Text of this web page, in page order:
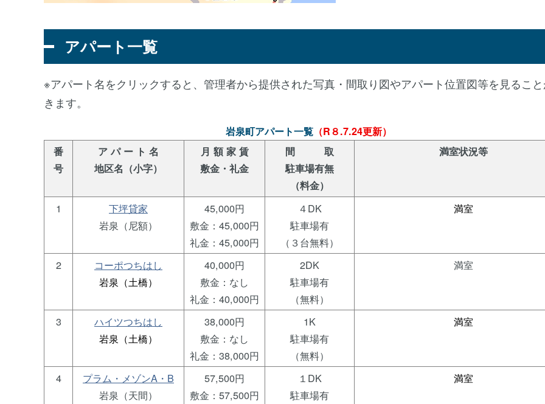
アパート一覧
※アパート名をクリックすると、管理者から提供された写真・間取り図やアパート位置図等を見るこ
きます。
岩泉町アパート一覧（R８.7.24更新）
番
号
ア パ ー ト 名
地区名（小字）
月 額 家 賃
敷金・礼金
間 取
駐車場有無
（料金）
満室状況等
1
下坪貸家
岩泉（尼額）
45,000円
敷金：45,000円
礼金：45,000円
４DK
駐車場有
（３台無料）
満室
2
コーポつちはし
岩泉（土橋）
40,000円
敷金：なし
礼金：40,000円
2DK
駐車場有
（無料）
満室
3
ハイツつちはし
岩泉（土橋）
38,000円
敷金：なし
礼金：38,000円
1K
駐車場有
（無料）
満室
4
プラム・メゾンA・B
岩泉（天間）
57,500円
敷金：57,500円
１DK
駐車場有
満室